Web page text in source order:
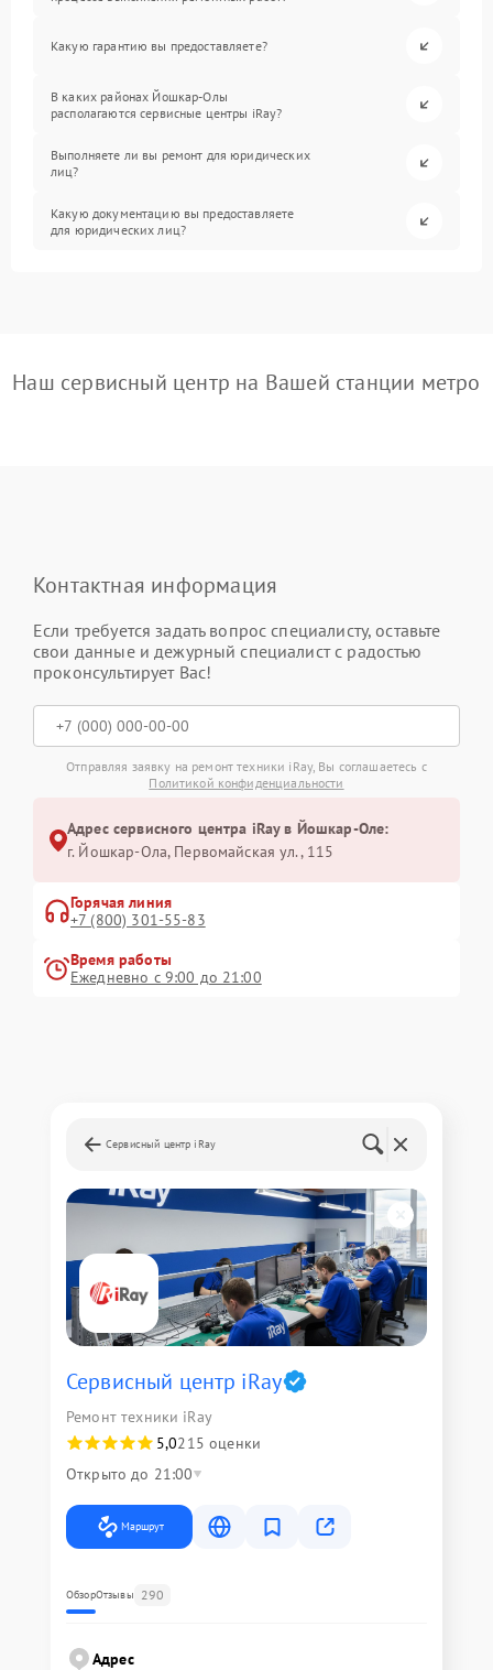
Какую гарантию вы предоставляете?
В каких районах Йошкар-Олы
располагаются сервисные центры iRay?
Выполняете ли вы ремонт для юридических
лиц?
Какую документацию вы предоставляете
для юридических лиц?
Наш сервисный центр на Вашей станции метро
Контактная информация
Если требуется задать вопрос специалисту, оставьте
свои данные и дежурный специалист с радостью
проконсультирует Вас!
Отправляя заявку на ремонт техники iRay, Вы соглашаетесь с
Политикой конфиденциальности
Адрес сервисного центра iRay в Йошкар-Оле:
г. Йошкар-Ола, Первомайская ул., 115
Горячая линия
+7 (800) 301-55-83
Время работы
Ежедневно с 9:00 до 21:00
Сервисный центр iRay
Сервисный центр iRay
Ремонт техники iRay
5,0215 оценки
Открыто до 21:00
Маршрут
ОбзорОтзывы 290
Адрес